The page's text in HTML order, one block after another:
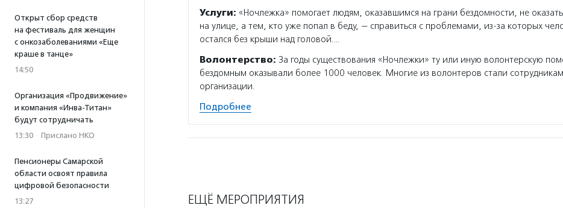
Открыт сбор средств
на фестиваль для женщин
с онкозаболеваниями «Еще
краше в танце»
14:50
Организация «Продвижение»
и компания «Инва-Титан»
будут сотрудничать
13:30 · Прислано НКО
Пенсионеры Самарской
области освоят правила
цифровой безопасности
13:27
Услуги: «Ночлежка» помогает людям, оказавшимся на грани бездомности, не
на улице, а тем, кто уже попал в беду, — справиться с проблемами, из-за которых
остался без крыши над головой.…
Волонтерство: За годы существования «Ночлежки» ту или иную волонтерскую
бездомным оказывали более 1000 человек. Многие из волонтеров стали
организации.
Подробнее
ЕЩЁ МЕРОПРИЯТИЯ